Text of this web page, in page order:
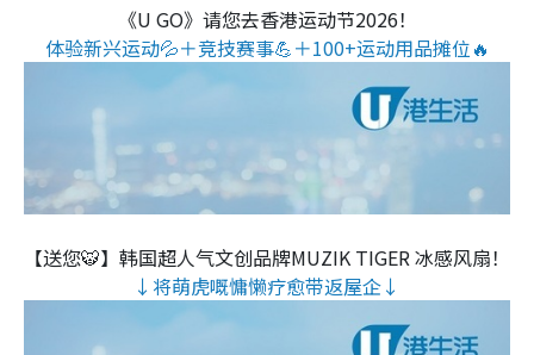
《U GO》请您去香港运动节2026！
体验新兴运动💦＋竞技赛事💪＋100+运动用品摊位🔥
【送您🐯】韩国超人气文创品牌MUZIK TIGER 冰感风扇！
↓将萌虎嘅慵懒疗愈带返屋企↓